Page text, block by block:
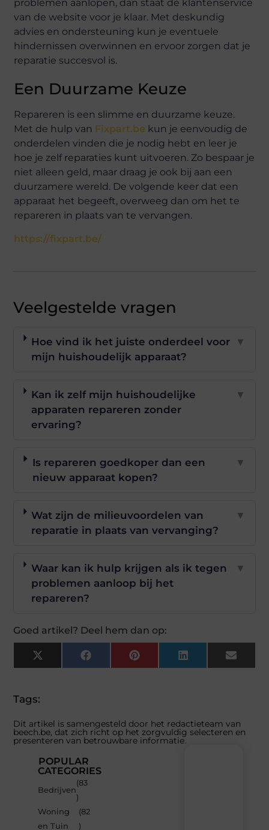
problemen aanlopen, dan staat de klantenservice
van de website voor je klaar. Met deskundig
advies en ondersteuning kun je eventuele
hindernissen overwinnen en ervoor zorgen dat je
reparatie succesvol is.
Een Duurzame Keuze
Repareren is een slimme en duurzame keuze.
Met de hulp van Fixpart.be kun je eenvoudig de
onderdelen vinden die je nodig hebt en leer je
hoe je zelf reparaties kunt uitvoeren. Zo bespaar je
niet alleen geld, maar draag je ook bij aan een
duurzamere wereld. De volgende keer dat een
apparaat het begeeft, overweeg dan om het te
repareren in plaats van te vervangen.
https://fixpart.be/
Veelgestelde vragen
Hoe vind ik het juiste onderdeel voor
mijn huishoudelijk apparaat?
▼
Kan ik zelf mijn huishoudelijke
apparaten repareren zonder
ervaring?
▼
Is repareren goedkoper dan een
nieuw apparaat kopen?
▼
Wat zijn de milieuvoordelen van
reparatie in plaats van vervanging?
▼
Waar kan ik hulp krijgen als ik tegen
problemen aanloop bij het
repareren?
▼
Goed artikel? Deel hem dan op:
X
(Twitter)
FacebookPinterestLinkedInEmail
Tags:
Dit artikel is samengesteld door het redactieteam van
beech.be, dat zich richt op het zorgvuldig selecteren en
presenteren van betrouwbare informatie.
POPULAR
CATEGORIES
Bedrijven
(83
)
Woning
en Tuin
(82
)